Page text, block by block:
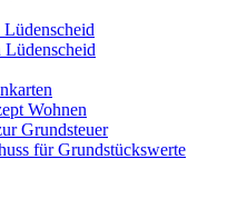
Lüdenscheid
Wohnen
Grundsteuer
für Grundstückswerte